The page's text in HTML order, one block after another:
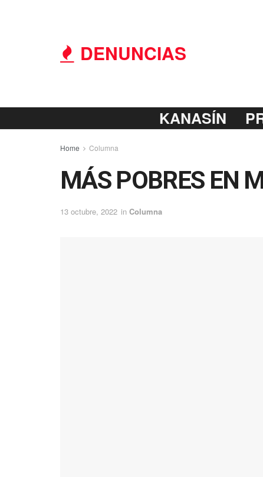
DENUNCIAS
KANASÍN
Home Columna
MÁS POBRES EN
13 octubre, 2022 in Columna